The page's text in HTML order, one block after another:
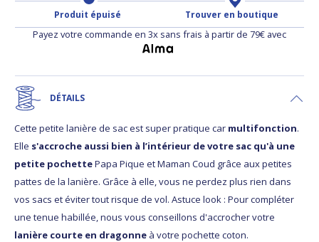
Produit épuisé Trouver en boutique
Payez votre commande en 3x sans frais à partir de 79€ avec
DÉTAILS
Cette petite lanière de sac est super pratique car multifonction.
Elle s'accroche aussi bien à l’intérieur de votre sac qu'à une
petite pochettePapa Pique et Maman Coud grâce aux petites
pattes de la lanière. Grâce à elle, vous ne perdez plus rien dans
vos sacs et éviter tout risque de vol. Astuce look : Pour compléter
une tenue habillée, nous vous conseillons d'accrocher votre
lanière courte en dragonne à votre pochette coton.